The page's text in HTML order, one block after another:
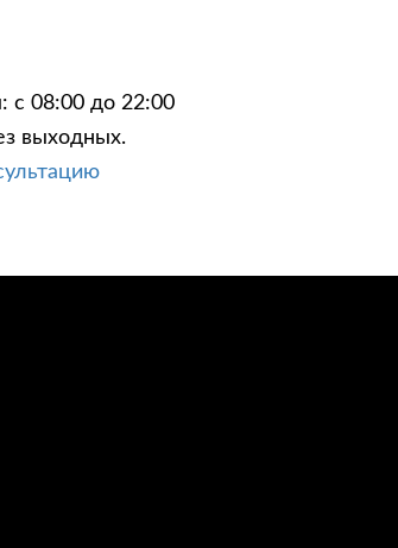
с 08:00 до 22:00
выходных.
АКЦИИ